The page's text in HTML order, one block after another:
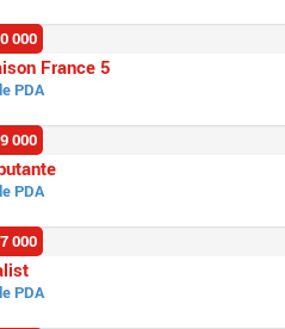
France 5
PDA
000
PDA
000
PDA
000